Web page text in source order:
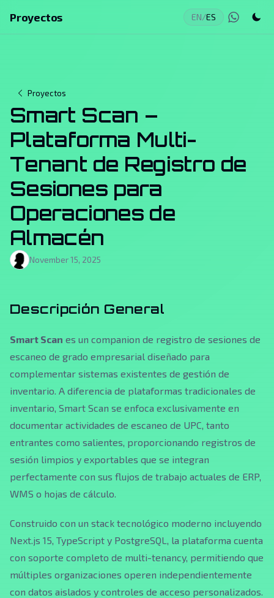
Proyectos EN/ES
Proyectos
Smart Scan –
Plataforma Multi-
Tenant de Registro de
Sesiones para
Operaciones de
Almacén
November 15, 2025
Descripción General
Smart Scan es un companion de registro de sesiones de
escaneo de grado empresarial diseñado para
complementar sistemas existentes de gestión de
inventario. A diferencia de plataformas tradicionales de
inventario, Smart Scan se enfoca exclusivamente en
documentar actividades de escaneo de UPC, tanto
entrantes como salientes, proporcionando registros de
sesión limpios y exportables que se integran
perfectamente con sus flujos de trabajo actuales de ERP,
WMS o hojas de cálculo.
Construido con un stack tecnológico moderno incluyendo
Next.js 15, TypeScript y PostgreSQL, la plataforma cuenta
con soporte completo de multi-tenancy, permitiendo que
múltiples organizaciones operen independientemente
con datos aislados y controles de acceso personalizados.